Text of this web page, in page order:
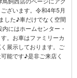
ざいます。令和4年5月
した♪車だけでなく空間
にはホームセンター・
。お車はファミリーカ
展示しております。ご
能です♪是非ご来店く